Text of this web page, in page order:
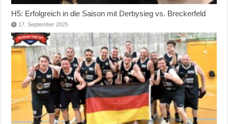
H5: Erfolgreich in die Saison mit Derbysieg vs. Breckerfeld
17. September 2025